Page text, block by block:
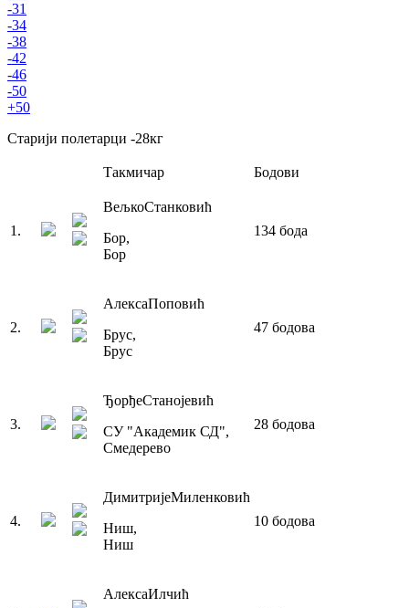
-31
-34
-38
-42
-46
-50
+50
Старији полетарци -28кг
Такмичар Бодови
1 .
ВељкоСтанковић
Бор,
Бор
134 бода
2.
АлексаПоповић
Брус,
Брус
47 бодова
3.
ЂорђеСтанојевић
СУ "Академик СД",
Смедерево
28 бодова
4.
ДимитријеМиленковић
Ниш,
Ниш
10 бодова
АлексаИлчић